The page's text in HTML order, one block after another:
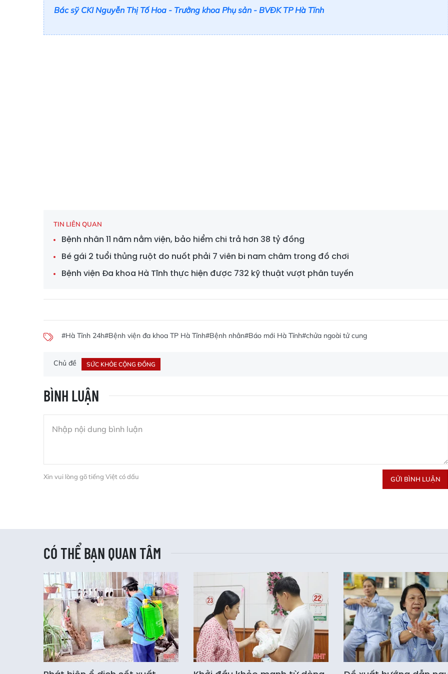
Bác sỹ CKI Nguyễn Thị Tố Hoa - Trưởng khoa Phụ sản - BVĐK TP Hà Tĩnh
TIN LIÊN QUAN
Bệnh nhân 11 năm nằm viện, bảo hiểm chi trả hơn 38 tỷ đồng
Bé gái 2 tuổi thủng ruột do nuốt phải 7 viên bi nam châm trong đồ chơi
Bệnh viện Đa khoa Hà Tĩnh thực hiện được 732 kỹ thuật vượt phân tuyến
#Hà Tĩnh 24h#Bệnh viện đa khoa TP Hà Tĩnh#Bệnh nhân#Báo mới Hà Tĩnh#chửa ngoài tử cung
Chủ đề SỨC KHỎE CỘNG ĐỒNG
BÌNH LUẬN
Xin vui lòng gõ tiếng Việt có dấu GỬI BÌNH LUẬN
CÓ THỂ BẠN QUAN TÂM